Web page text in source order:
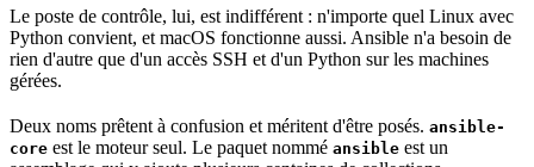
Le poste de contrôle, lui, est indifférent : n'importe quel Linux avec
Python convient, et macOS fonctionne aussi. Ansible n'a besoin de
rien d'autre que d'un accès SSH et d'un Python sur les machines
gérées.
Deux noms prêtent à confusion et méritent d'être posés. ansible-
core est le moteur seul. Le paquet nommé ansible est un